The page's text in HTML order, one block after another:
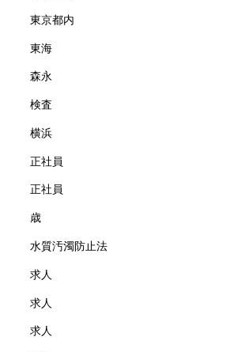
東京都内
東海
森永
検査
横浜
正社員
正社員
歳
水質汚濁防止法
求人
求人
求人